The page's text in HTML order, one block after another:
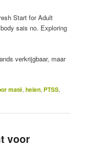
Start for Adult
sais no. Exploring
verkrijgbaar, maar
maté,helen, PTSS,
voor